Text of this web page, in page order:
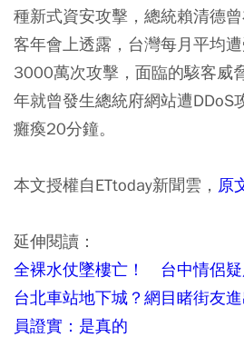
種新式資安攻擊，總統賴清德
客年會上透露，台灣每月平均遭
3000萬次攻擊，面臨的駭客威
年就曾發生總統府網站遭DDoS
癱瘓20分鐘。
本文授權自ETtoday新聞雲， 原
延伸閱讀：
全裸水仗墜樓亡！ 台中情侶
台北車站地下城？網目睹街友
員證實：是真的